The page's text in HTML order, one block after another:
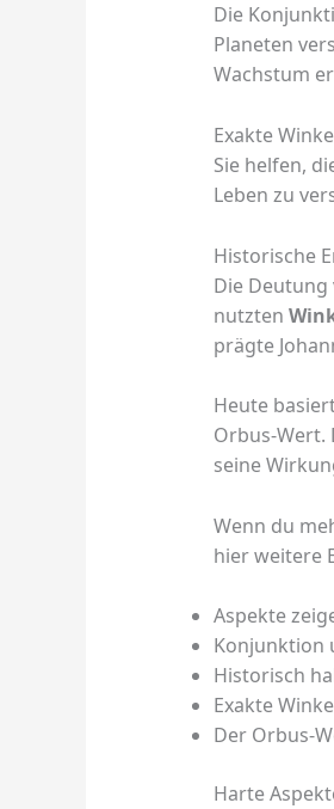
Die
Planeten
Wachstum
Exakte
Sie helfen,
Leben zu
Historische
Die Deutung
nutzten
prägte
Heute
Orbus-Wert.
seine
Wenn du
hier weitere
Aspekte
Konjunktion
Historisch
Exakte
Der Orbus-
Harte